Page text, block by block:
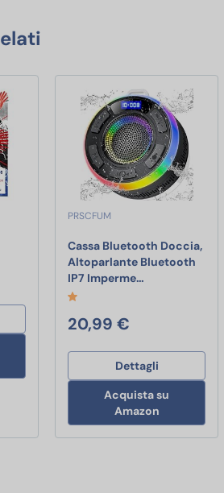
PRSCFUM
Cassa Bluetooth Doccia,
Altoparlante Bluetooth
IP7 Imperme… Cassa
20,99 €
Dettagli
Acquista su
Amazon